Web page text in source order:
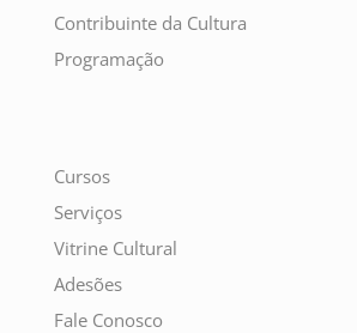
Contribuinte da Cultura
Programação
Cursos
Serviços
Vitrine Cultural
Adesões
Fale Conosco